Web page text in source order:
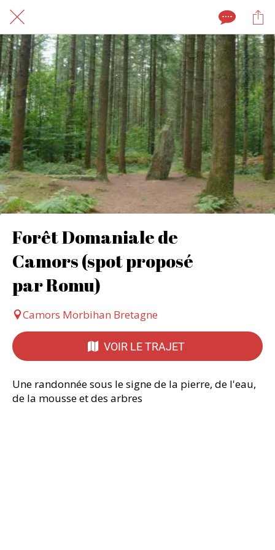
Forêt Domaniale de
Camors (spot proposé
par Romu)
Camors Morbihan Bretagne
VOIR LE TRAJET
Une randonnée sous le signe de la pierre, de l'eau,
de la mousse et des arbres